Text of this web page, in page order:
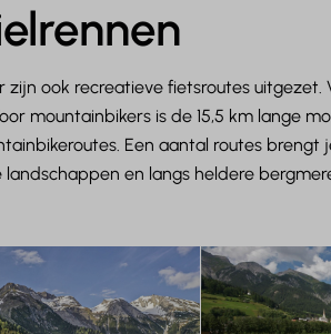
ook recreatieve fietsroutes
mountainbikers is de 15,5 km lange
Een aantal routes
en langs heldere